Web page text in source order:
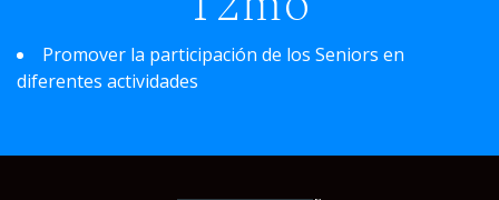
Promover la participación de los Seniors en
diferentes actividades